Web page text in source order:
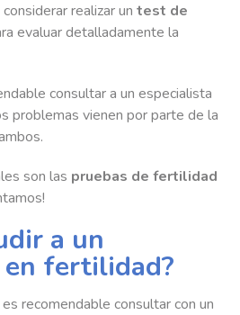
realizar un test de
evaluar detalladamente la
consultar a un especialista
problemas vienen por parte de la
son las pruebas de fertilidad
a un
fertilidad?
recomendable consultar con un